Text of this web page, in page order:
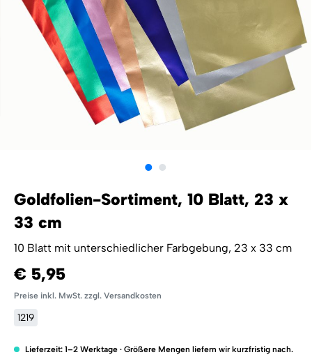
Goldfolien-Sortiment, 10 Blatt, 23 x
33 cm
10 Blatt mit unterschiedlicher Farbgebung, 23 x 33 cm
€ 5,95
Preise inkl. MwSt. zzgl. Versandkosten
1219
Lieferzeit: 1–2 Werktage · Größere Mengen liefern wir kurzfristig nach.